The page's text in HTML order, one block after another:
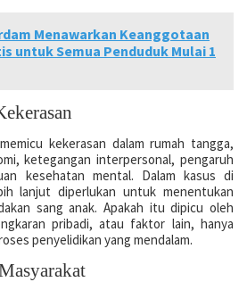
Menawarkan Keanggotaan
untuk Semua Penduduk Mulai 1
kekerasan dalam rumah tangga,
ketegangan interpersonal, pengaruh
kesehatan mental. Dalam kasus di
lanjut diperlukan untuk menentukan
sang anak. Apakah itu dipicu oleh
pribadi, atau faktor lain, hanya
penyelidikan yang mendalam.